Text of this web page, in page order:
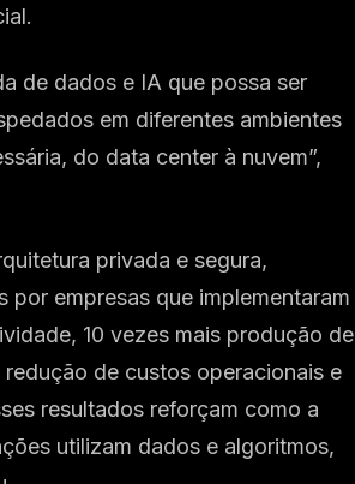
de dados e IA que possa ser
em diferentes ambientes
do data center à nuvem”,
privada e segura,
por empresas que implementaram
10 vezes mais produção de
de custos operacionais e
resultados reforçam como a
utilizam dados e algoritmos,